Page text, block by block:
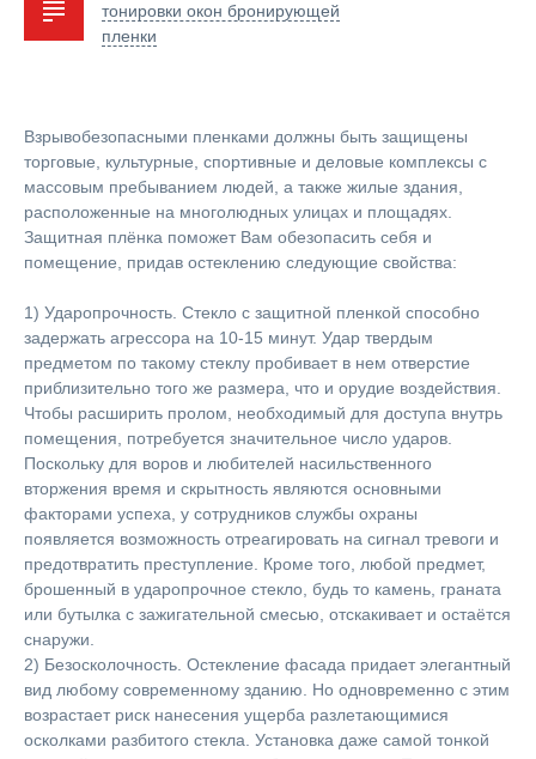
тонировки окон бронирующей
пленки
Взрывобезопасными пленками должны быть защищены
торговые, культурные, спортивные и деловые комплексы с
массовым пребыванием людей, а также жилые здания,
расположенные на многолюдных улицах и площадях.
Защитная плёнка поможет Вам обезопасить себя и
помещение, придав остеклению следующие свойства:
1) Ударопрочность. Стекло с защитной пленкой способно
задержать агрессора на 10-15 минут. Удар твердым
предметом по такому стеклу пробивает в нем отверстие
приблизительно того же размера, что и орудие воздействия.
Чтобы расширить пролом, необходимый для доступа внутрь
помещения, потребуется значительное число ударов.
Поскольку для воров и любителей насильственного
вторжения время и скрытность являются основными
факторами успеха, у сотрудников службы охраны
появляется возможность отреагировать на сигнал тревоги и
предотвратить преступление. Кроме того, любой предмет,
брошенный в ударопрочное стекло, будь то камень, граната
или бутылка с зажигательной смесью, отскакивает и остаётся
снаружи.
2) Безосколочность. Остекление фасада придает элегантный
вид любому современному зданию. Но одновременно с этим
возрастает риск нанесения ущерба разлетающимися
осколками разбитого стекла. Установка даже самой тонкой